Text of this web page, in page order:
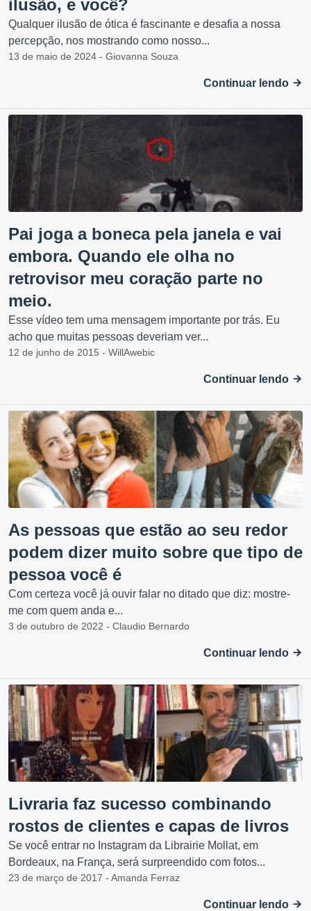
ilusão, e você?
Qualquer ilusão de ótica é fascinante e desafia a nossa
percepção, nos mostrando como nosso...
13 de maio de 2024 - Giovanna Souza
Continuar lendo
Pai joga a boneca pela janela e vai
embora. Quando ele olha no
retrovisor meu coração parte no
meio.
Esse vídeo tem uma mensagem importante por trás. Eu
acho que muitas pessoas deveriam ver...
12 de junho de 2015 - WillAwebic
Continuar lendo
As pessoas que estão ao seu redor
podem dizer muito sobre que tipo de
pessoa você é
Com certeza você já ouvir falar no ditado que diz: mostre-
me com quem anda e...
3 de outubro de 2022 - Claudio Bernardo
Continuar lendo
Livraria faz sucesso combinando
rostos de clientes e capas de livros
Se você entrar no Instagram da Librairie Mollat, em
Bordeaux, na França, será surpreendido com fotos...
23 de março de 2017 - Amanda Ferraz
Continuar lendo